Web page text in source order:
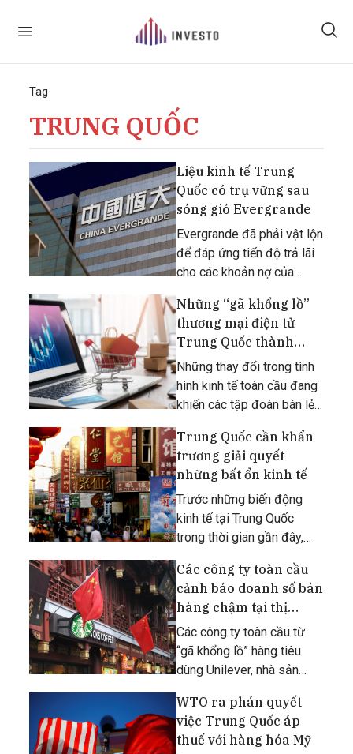
Tag
TRUNG QUỐC
Liệu kinh tế Trung
Quốc có trụ vững sau
sóng gió Evergrande
Evergrande đã phải vật lộn
để đáp ứng tiến độ trả lãi
cho các khoản nợ của
Những “gã khổng lồ”
thương mại điện tử
Trung Quốc thành
công với chiến lược
bán hàng giá rẻ
Những thay đổi trong tình
hình kinh tế toàn cầu đang
khiến các tập đoàn bán lẻ
mạnh chiến lược kinh
doanh, từ chỗ tập trung
vào các sản phẩm giá cao
chuyển hướng sang tiếp thị
Trung Quốc cần khẩn
trương giải quyết
những bất ổn kinh tế
Trước những biến động
kinh tế tại Trung Quốc
trong thời gian gần đây,
đang kỳ vọng, Bắc Kinh
cần gửi đi một thông điệp
rõ ràng về kế hoạch phục
hồi nền kinh tế để giúp trấn
Các công ty toàn cầu
cảnh báo doanh số bán
hàng chậm tại thị
trường Trung Quốc
Các công ty toàn cầu từ
“gã khổng lồ” hàng tiêu
dùng Unilever, nhà sản
sản xuất máy móc
Caterpillar… đã cảnh báo
về xu hướng sụt giảm
WTO ra phán quyết
việc Trung Quốc áp
thuế với hàng hóa Mỹ